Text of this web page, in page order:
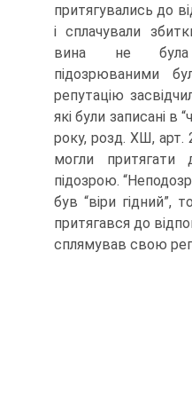
притягувались до
і сплачували
вина не була
підозрюваними
репутацію
які були записані в
року, розд. ХШ, арт.
могли притягати
підозрою.
був “віри гідний”,
притягався до
сплямував свою